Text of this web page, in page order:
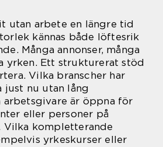
utan arbete en längre tid
kännas både löftesrik
Många annonser, många
yrken. Ett strukturerat stöd
Vilka branscher har
just nu utan lång
är öppna för
eller personer på
Vilka kompletterande
yrkeskurser eller